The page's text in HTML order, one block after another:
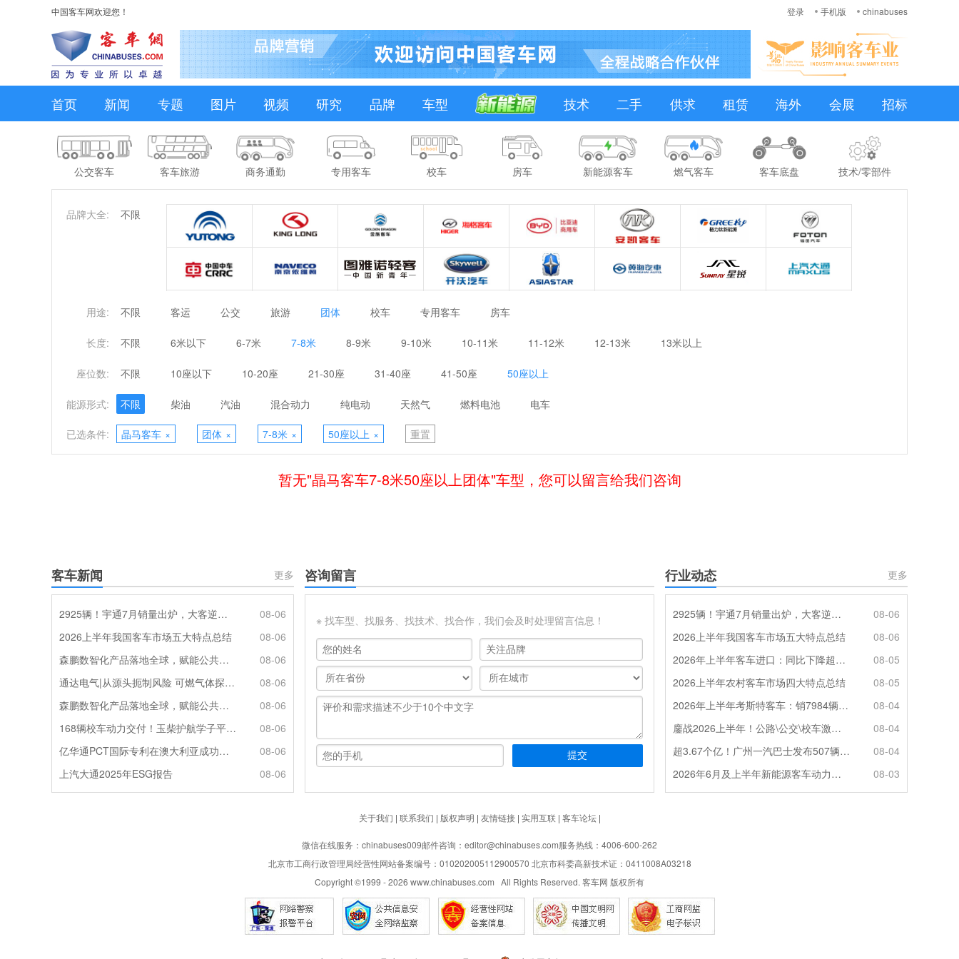
中国客车网欢迎您！ 登录 手机版 chinabuses
首页 新闻 专题 图片 视频 研究 品牌 车型 技术 二手 供求 租赁 海外 会展 招标
公交客车 客车旅游 商务通勤 专用客车 校车 房车 新能源客车 燃气客车 客车底盘 技术/零部件
品牌大全: 不限
用途: 不限 客运 公交 旅游 团体 校车 专用客车 房车
长度: 不限 6米以下 6-7米 7-8米 8-9米 9-10米 10-11米 11-12米 12-13米 13米以上
座位数: 不限 10座以下 10-20座 21-30座 31-40座 41-50座 50座以上
能源形式: 不限 柴油 汽油 混合动力 纯电动 天然气 燃料电池 电车
已选条件: 晶马客车 × 团体 × 7-8米 × 50座以上 × 重置
暂无"晶马客车7-8米50座以上团体"车型，您可以留言给我们咨询
客车新闻 更多
2925辆！宇通7月销量出炉，大客逆势走强筑牢基本盘
08-06
2026上半年我国客车市场五大特点总结
08-06
森鹏数智化产品落地全球，赋能公共交通新升级
08-06
通达电气|从源头扼制风险 可燃气体探测系统灵敏感知商用车燃气泄漏
08-06
森鹏数智化产品落地全球，赋能公共交通新升级
08-06
168辆校车动力交付！玉柴护航学子平安出行
08-06
亿华通PCT国际专利在澳大利亚成功授权
08-06
上汽大通2025年ESG报告
08-06
咨询留言
※ 找车型、找服务、找技术、找合作，我们会及时处理留言信息！
行业动态 更多
2925辆！宇通7月销量出炉，大客逆势走强筑牢基本盘
08-06
2026上半年我国客车市场五大特点总结
08-06
2026年上半年客车进口：同比下降超4成，轻客主体地位凸显
08-05
2026上半年农村客车市场四大特点总结
08-05
2026年上半年考斯特客车：销7984辆 6米领涨领跑 电动化提速
08-04
鏖战2026上半年！公路\公交\校车激烈角逐，谁问鼎赛道赢家?
08-04
超3.67个亿！广州一汽巴士发布507辆纯电动城市客车采购中标公告
08-04
2026年6月及上半年新能源客车动力电池装机量特点分析
08-03
关于我们 | 联系我们 | 版权声明 | 友情链接| 实用互联| 客车论坛|
微信在线服务：chinabuses009邮件咨询：editor@chinabuses.com服务热线：4006-600-262
北京市工商行政管理局经营性网站备案编号：010202005112900570 北京市科委高新技术证：0411008A03218
Copyright ©1999 -2026 www.chinabuses.com All Rights Reserved. 客车网 版权所有